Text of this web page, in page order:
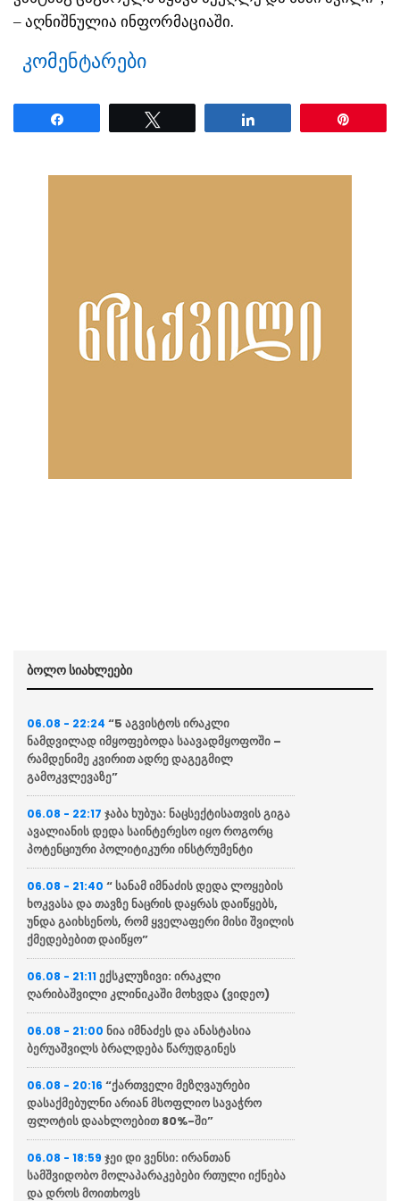
– აღნიშნულია ინფორმაციაში.
კომენტარები
ბოლო სიახლეები
06.08 - 22:24 “5 აგვისტოს ირაკლი
ნამდვილად იმყოფებოდა საავადმყოფოში –
რამდენიმე კვირით ადრე დაგეგმილ
გამოკვლევაზე”
06.08 - 22:17 ჯაბა ხუბუა: ნაცსექტისათვის გიგა
ავალიანის დედა საინტერესო იყო როგორც
პოტენციური პოლიტიკური ინსტრუმენტი
06.08 - 21:40 “ სანამ იმნაძის დედა ლოყების
ხოკვასა და თავზე ნაცრის დაყრას დაიწყებს,
უნდა გაიხსენოს, რომ ყველაფერი მისი შვილის
ქმედებებით დაიწყო”
06.08 - 21:11 ექსკლუზივი: ირაკლი
ღარიბაშვილი კლინიკაში მოხვდა (ვიდეო)
06.08 - 21:00 ნია იმნაძეს და ანასტასია
ბერუაშვილს ბრალდება წარუდგინეს
06.08 - 20:16 “ქართველი მეზღვაურები
დასაქმებულნი არიან მსოფლიო სავაჭრო
ფლოტის დაახლოებით 80%-ში”
06.08 - 18:59 ჯეი დი ვენსი: ირანთან
სამშვიდობო მოლაპარაკებები რთული იქნება
და დროს მოითხოვს